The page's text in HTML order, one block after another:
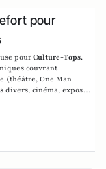
pour
pourCulture-Tops.
couvrant
(théâtre, One Man
divers, cinéma, expos,